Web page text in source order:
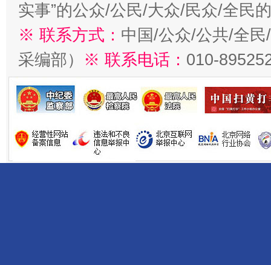
实事”的公众/公民/大众/民众/全民
※ 联系方式： 中国/公众/公共/全
采编部） ※ 联系电话： 010-